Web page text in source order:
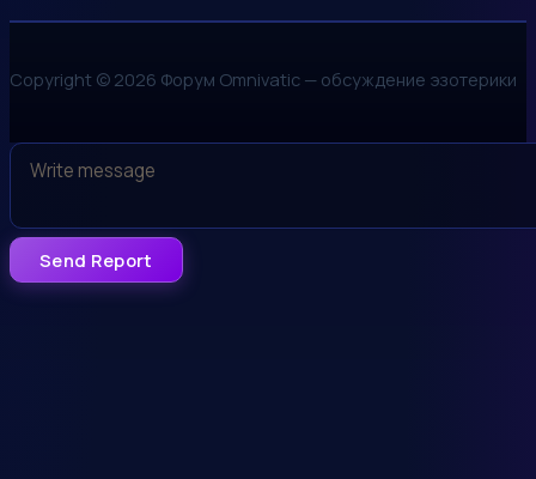
Copyright © 2026 Форум Omnivatic — обсуждение эзотерики